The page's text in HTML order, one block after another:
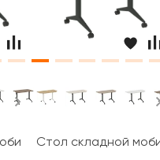
1180x720x753
Стол складной